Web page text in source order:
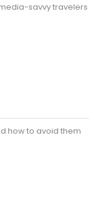
savvy travelers
how to avoid them